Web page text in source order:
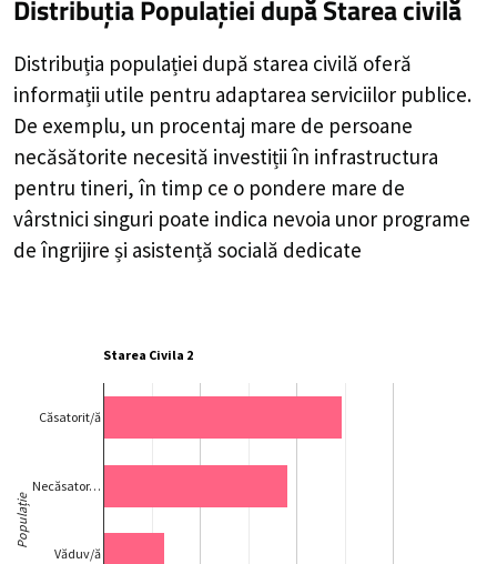
Distribuția Populațieidupă Starea civilă
Distribuția populației după starea civilă oferă
informații utile pentru adaptarea serviciilor publice.
De exemplu, un procentaj mare de persoane
necăsătorite necesită investiții în infrastructura
pentru tineri, în timp ce o pondere mare de
vârstnici singuri poate indica nevoia unor programe
de îngrijire și asistență socială dedicate
Starea Civila 2
Căsatorit/ă
Necăsator…
Văduv/ă
Populație